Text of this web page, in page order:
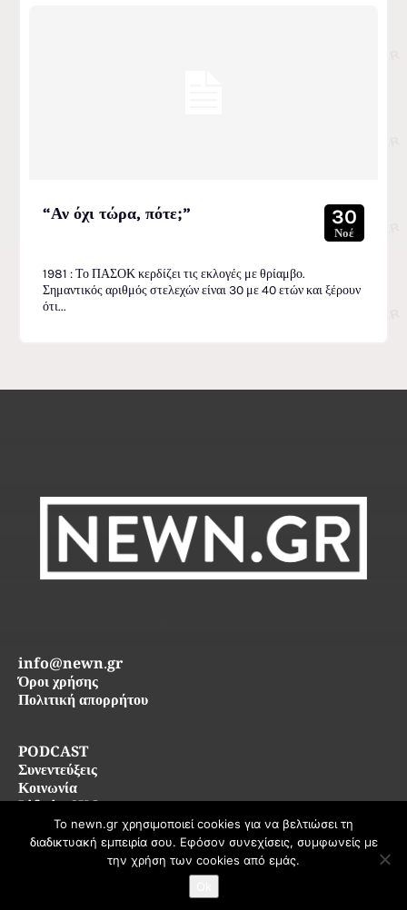
“Αν όχι τώρα, πότε;” 30
Νοέ
1981 : Το ΠΑΣΟΚ κερδίζει τις εκλογές με θρίαμβο.
Σημαντικός αριθμός στελεχών είναι 30 με 40 ετών και ξέρουν
ότι...
PODCAST
Συνεντεύξεις
Κοινωνία
Life in SKG
info@newn.gr
Όροι χρήσης
Πολιτική απορρήτου
© 2026 newn.gr — Όλα τα δικαιώματα διατηρούνται
Το newn.gr χρησιμοποιεί cookies για να βελτιώσει τη
διαδικτυακή εμπειρία σου. Εφόσον συνεχίσεις, συμφωνείς με
την χρήση των cookies από εμάς.